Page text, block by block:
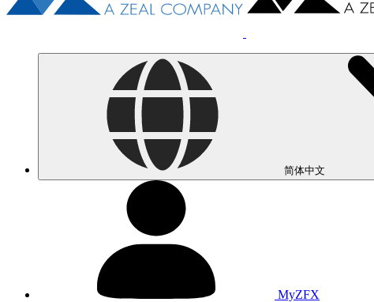
简体中文
MyZFX